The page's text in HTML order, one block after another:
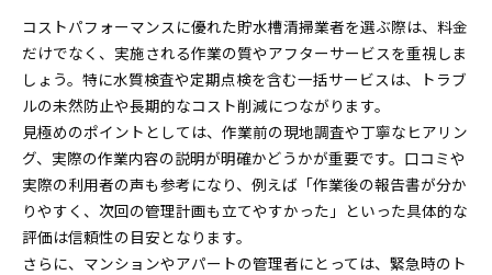
コストパフォーマンスに優れた貯水槽清掃業者を選ぶ際は、料金
だけでなく、実施される作業の質やアフターサービスを重視しま
しょう。特に水質検査や定期点検を含む一括サービスは、トラブ
ルの未然防止や長期的なコスト削減につながります。
見極めのポイントとしては、作業前の現地調査や丁寧なヒアリン
グ、実際の作業内容の説明が明確かどうかが重要です。口コミや
実際の利用者の声も参考になり、例えば「作業後の報告書が分か
りやすく、次回の管理計画も立てやすかった」といった具体的な
評価は信頼性の目安となります。
さらに、マンションやアパートの管理者にとっては、緊急時のト